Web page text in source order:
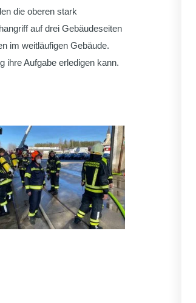
die oberen stark
auf drei Gebäudeseiten
im weitläufigen Gebäude.
ihre Aufgabe erledigen kann.